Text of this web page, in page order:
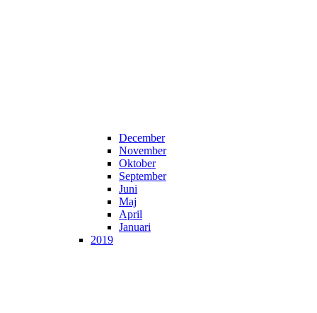
December
November
Oktober
September
Juni
Maj
April
Januari
2019